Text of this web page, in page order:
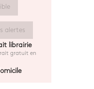
alertes
librairie
gratuit en